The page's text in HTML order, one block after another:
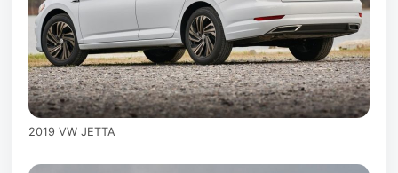
2019 VW JETTA